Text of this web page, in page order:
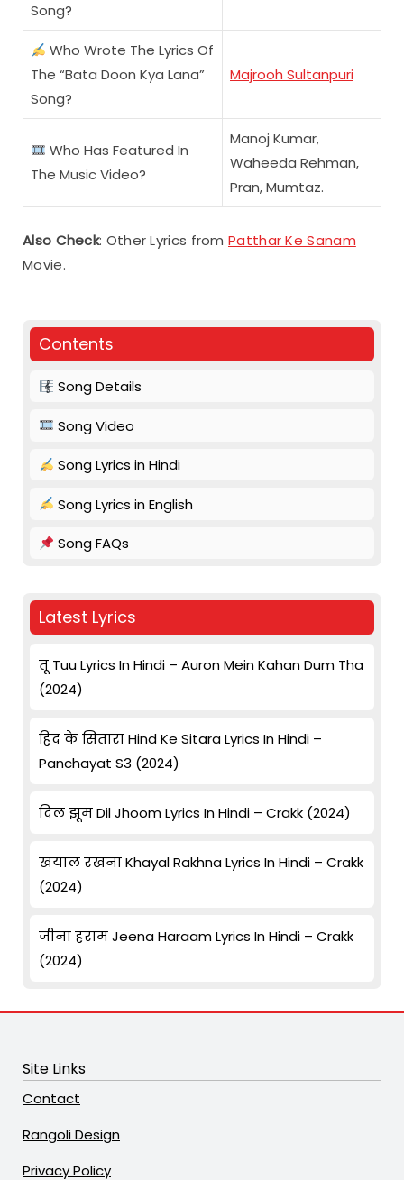
Song?
Who Wrote The Lyrics Of
The “Bata Doon Kya Lana”
Song?
Majrooh Sultanpuri
Who Has Featured In
The Music Video?
Manoj Kumar,
Waheeda Rehman,
Pran, Mumtaz.
Also Check: Other Lyrics fromPatthar Ke Sanam
Movie.
Contents
Song Details
Song Video
Song Lyrics in Hindi
Song Lyrics in English
Song FAQs
Latest Lyrics
तू Tuu Lyrics In Hindi – Auron Mein Kahan Dum Tha
(2024)
हिंद के सितारा Hind Ke Sitara Lyrics In Hindi –
Panchayat S3 (2024)
दिल झूम Dil Jhoom Lyrics In Hindi – Crakk (2024)
खयाल रखना Khayal Rakhna Lyrics In Hindi – Crakk
(2024)
जीना हराम Jeena Haraam Lyrics In Hindi – Crakk
(2024)
Site Links
Contact
Rangoli Design
Privacy Policy